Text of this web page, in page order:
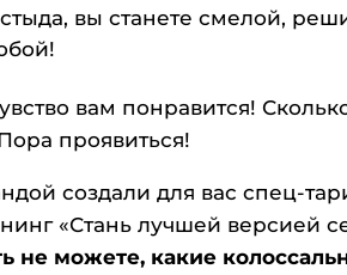
стыда, вы станете смелой,
вам понравится!
проявиться!
создали для вас спец-
«Стань лучшей версией
не можете, какие